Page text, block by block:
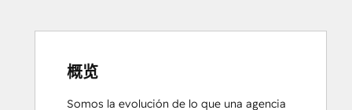
Certification
概览
Somos la evolución de lo que una agencia